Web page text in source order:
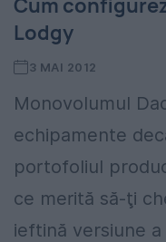
Lodgy
3 MAI 2012
Monovolumul
echipamente
portofoliul
ce merită să-ţi
ieftină versiune a